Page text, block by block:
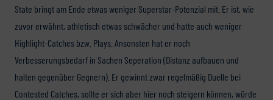
State bringt am Ende etwas weniger Superstar-Potenzial mit. Er ist, wie
zuvor erwähnt, athletisch etwas schwächer und hatte auch weniger
Highlight-Catches bzw. Plays. Ansonsten hat er noch
Verbesserungsbedarf in Sachen Seperation (Distanz aufbauen und
halten gegenüber Gegnern). Er gewinnt zwar regelmäßig Duelle bei
Contested Catches, sollte er sich aber hier noch steigern können, würde